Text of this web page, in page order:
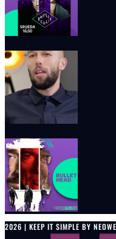
2026 | KEEP IT SIMPLE BY